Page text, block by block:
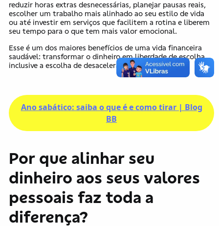
reduzir horas extras desnecessárias, planejar pausas reais,
escolher um trabalho mais alinhado ao seu estilo de vida
ou até investir em serviços que facilitem a rotina e liberem
seu tempo para o que tem mais valor emocional.
Esse é um dos maiores benefícios de uma vida financeira
saudável: transformar o dinheiro em liberdade de escolha,
inclusive a escolha de desacelerar.
Ano sabático: saiba o que é e como tirar | Blog
BB
Por que alinhar seu
dinheiro aos seus valores
pessoais faz toda a
diferença?